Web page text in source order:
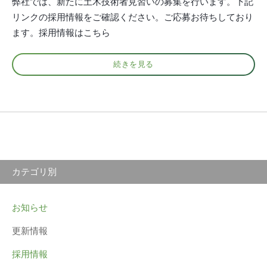
リンクの採用情報をご確認ください。ご応募お待ちしており
ます。採用情報はこちら
続きを見る
カテゴリ別
お知らせ
更新情報
採用情報